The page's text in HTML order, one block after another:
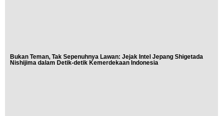
Bukan Teman, Tak Sepenuhnya Lawan: Jejak Intel Jepang Shigetada
Nishijima dalam Detik-detik Kemerdekaan Indonesia